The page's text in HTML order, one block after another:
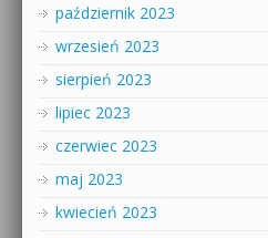
październik 2023
wrzesień 2023
sierpień 2023
lipiec 2023
czerwiec 2023
maj 2023
kwiecień 2023